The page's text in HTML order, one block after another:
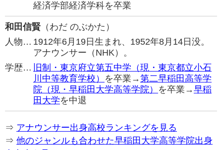
経済学部経済学科を卒業
和田信賢 （わだ のぶかた）
人物… 1912年6月19日生まれ、1952年8月14日没。
アナウンサー（NHK）。
学歴…
旧制・東京府立第五中学（現・東京都立小石
川中等教育学校） を卒業→第二早稲田高等学
院（現・早稲田大学高等学院） を卒業→早稲
田大学を中退
⇒ アナウンサー出身高校ランキングを見る
⇒ 他のジャンルも合わせた早稲田大学高等学院出身